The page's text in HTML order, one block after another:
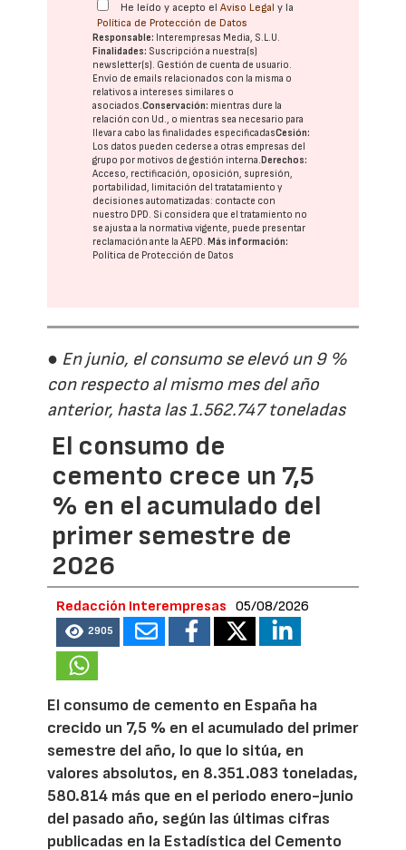
He leído y acepto elAviso Legal y la
Política de Protección de Datos
Responsable: Interempresas Media, S.L.U.
Finalidades: Suscripción a nuestra(s)
newsletter(s). Gestión de cuenta de usuario.
Envío de emails relacionados con la misma o
relativos a intereses similares o
asociados.Conservación: mientras dure la
relación con Ud., o mientras sea necesario para
llevar a cabo las finalidades especificadasCesión:
Los datos pueden cederse a otras empresas del
grupo por motivos de gestión interna. Derechos:
Acceso, rectificación, oposición, supresión,
portabilidad, limitación del tratatamiento y
decisiones automatizadas: contacte con
nuestro DPD. Si considera que el tratamiento no
se ajusta a la normativa vigente, puede presentar
reclamación ante laAEPD. Más información:
Política de Protección de Datos
● En junio, el consumo se elevó un 9 %
con respecto al mismo mes del año
anterior, hasta las 1.562.747 toneladas
El consumo de
cemento crece un 7,5
% en el acumulado del
primer semestre de
2026
Redacción Interempresas 05/08/2026
2905
El consumo de cemento en España ha
crecido un 7,5 % en el acumulado del primer
semestre del año, lo que lo sitúa, en
valores absolutos, en 8.351.083 toneladas,
580.814 más que en el periodo enero-junio
del pasado año, según las últimas cifras
publicadas en la Estadística del Cemento